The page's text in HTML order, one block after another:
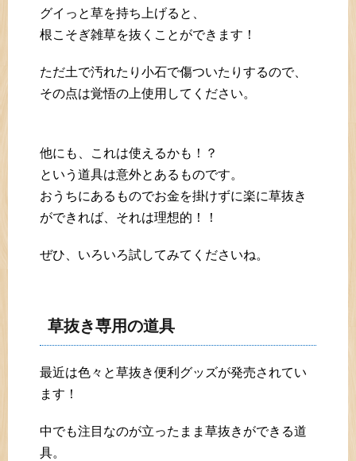
グイっと草を持ち上げると、
根こそぎ雑草を抜くことができます！
ただ土で汚れたり小石で傷ついたりするので、
その点は覚悟の上使用してください。
他にも、これは使えるかも！？
という道具は意外とあるものです。
おうちにあるものでお金を掛けずに楽に草抜き
ができれば、それは理想的！！
ぜひ、いろいろ試してみてくださいね。
草抜き専用の道具
最近は色々と草抜き便利グッズが発売されてい
ます！
中でも注目なのが立ったまま草抜きができる道
具。